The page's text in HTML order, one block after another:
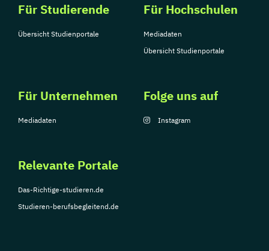
Für Studierende
Übersicht Studienportale
Für Hochschulen
Mediadaten
Übersicht Studienportale
Für Unternehmen
Mediadaten
Relevante Portale
Das-Richtige-studieren.de
Studieren-berufsbegleitend.de
Folge uns auf
Instagram